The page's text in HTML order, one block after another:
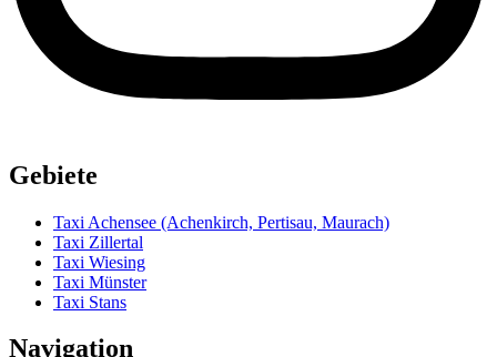
Gebiete
Taxi Achensee (Achenkirch, Pertisau, Maurach)
Taxi Zillertal
Taxi Wiesing
Taxi Münster
Taxi Stans
Navigation